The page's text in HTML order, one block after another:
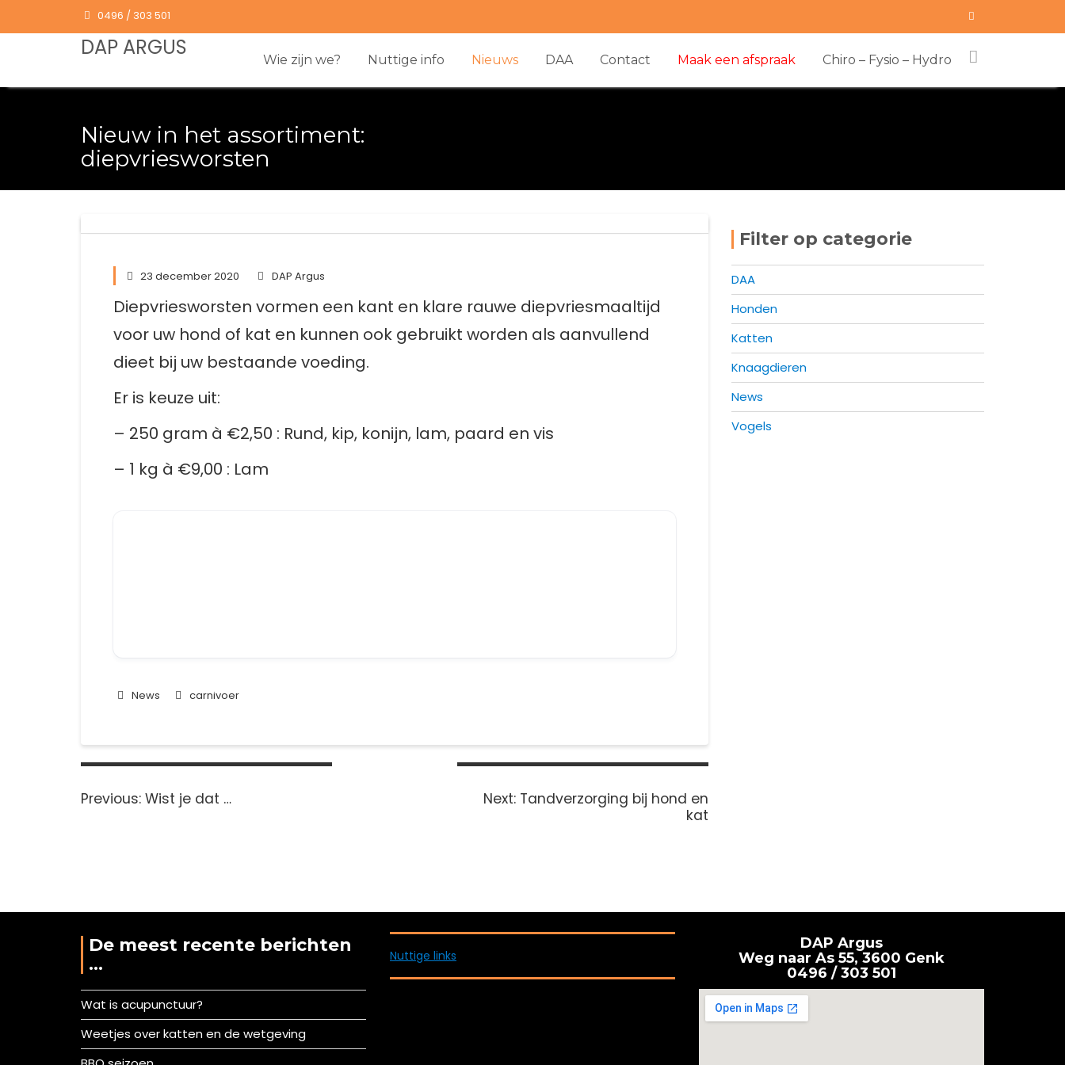
0496 / 303 501
DAP ARGUS Wie zijn we? Nuttige info Nieuws DAA Contact Maak een afspraak Chiro – Fysio – Hydro
Nieuw in het assortiment:
diepvriesworsten
23 december 2020 DAP Argus
Diepvriesworsten vormen een kant en klare rauwe diepvriesmaaltijd
voor uw hond of kat en kunnen ook gebruikt worden als aanvullend
dieet bij uw bestaande voeding.
Er is keuze uit:
– 250 gram à €2,50 : Rund, kip, konijn, lam, paard en vis
– 1 kg à €9,00 : Lam
News carnivoer
Bericht
Previous: Previous
Wist je dat … Next: Next
Tandverzorging bij hond en
kat
Filter op categorie
DAA
Honden
Katten
Knaagdieren
News
Vogels
De meest recente berichten
…
Wat is acupunctuur?
Weetjes over katten en de wetgeving
Nuttige links
DAP Argus
Weg naar As 55, 3600 Genk
0496 / 303 501